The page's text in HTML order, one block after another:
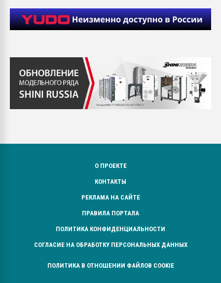
О ПРОЕКТЕ
КОНТАКТЫ
РЕКЛАМА НА САЙТЕ
ПРАВИЛА ПОРТАЛА
ПОЛИТИКА КОНФИДЕНЦИАЛЬНОСТИ
СОГЛАСИЕ НА ОБРАБОТКУ ПЕРСОНАЛЬНЫХ ДАННЫХ
ПОЛИТИКА В ОТНОШЕНИИ ФАЙЛОВ COOKIE